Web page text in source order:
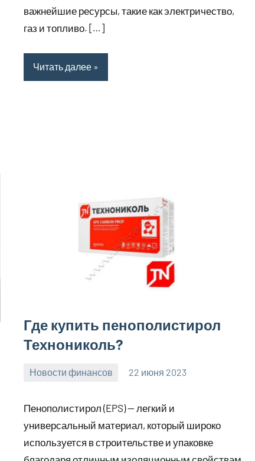
важнейшие ресурсы, такие как электричество,
газ и топливо. […]
Читать далее
Где купить пенополистирол
Технониколь?
Новости финансов 22 июня 2023
Пенополистирол (EPS) — легкий и
универсальный материал, который широко
используется в строительстве и упаковке